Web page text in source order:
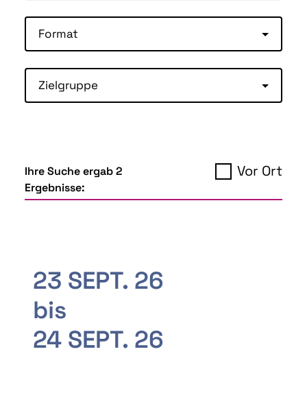
Format
Zielgruppe
Ihre Suche ergab 2
Ergebnisse:
Vor Ort
23 SEPT. 26
bis
24 SEPT. 26